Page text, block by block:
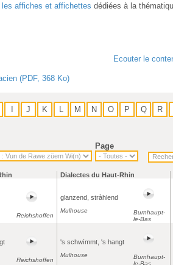
les affiches et affichettes dédiées à la
Ecouter le
(PDF, 368 Ko)
J K M N O P Q R
Page
Dialectes du Haut-Rhin
Reichshoffen
glanzend, stràhlend
Mulhouse
Burnhaupt-
le-Bas
Reichshoffen
's schwìmmt, 's hangt
Mulhouse
Burnhaupt-
le-Bas